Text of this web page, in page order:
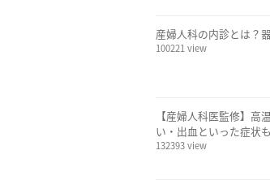
産婦人科の内診とは？
100221 view
【産婦人科医監修】
い・出血といった症状も
132393 view